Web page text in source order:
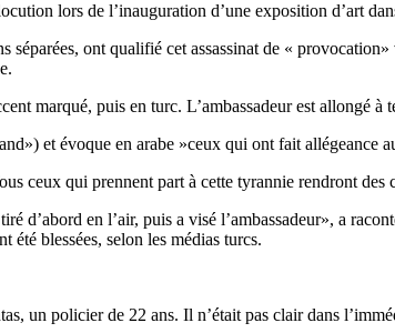
lors de l’inauguration d’une exposition d’art
ont qualifié cet assassinat de «
marqué, puis en turc. L’ambassadeur est allongé à
et évoque en arabe »ceux qui ont fait allégeance
ceux qui prennent part à cette tyrannie rendront des
d’abord en l’air, puis a visé l’ambassadeur», a
été blessées, selon les médias turcs.
un policier de 22 ans. Il n’était pas clair dans